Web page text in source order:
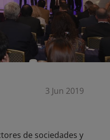
3 Jun 2019
de sociedades y